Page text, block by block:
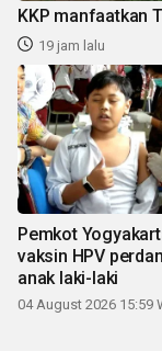
KKP manfaatkan
19 jam lalu
Pemkot
vaksin HPV
anak laki-laki
04 August 2026 15:59